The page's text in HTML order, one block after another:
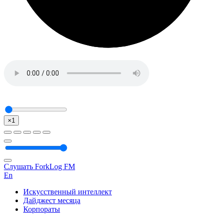
×1
Слушать ForkLog FM
En
Искусственный интеллект
Дайджест месяца
Корпораты